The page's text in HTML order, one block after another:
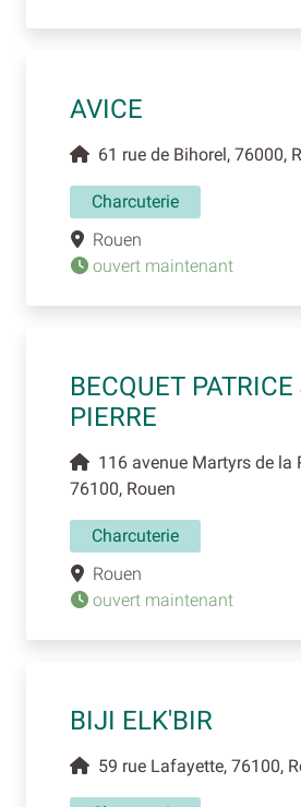
AVICE
61 rue de Bihorel, 76000,
Charcuterie
Rouen
ouvert maintenant
BECQUET
PIERRE
116 avenue Martyrs de la
76100, Rouen
Charcuterie
Rouen
ouvert maintenant
BIJI ELK'BIR
59 rue Lafayette, 76100,